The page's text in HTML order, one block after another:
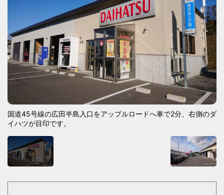
国道45号線の広田半島入口をアップルロードへ車で2分、右側のダ
イハツが目印です。